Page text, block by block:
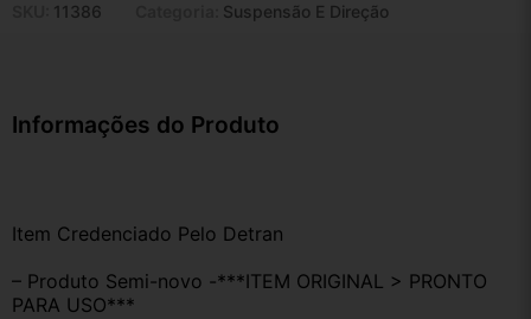
11386 Suspensão E Direção
Informações do Produto
Item Credenciado Pelo Detran
– Produto Semi-novo -***ITEM ORIGINAL > PRONTO
PARA USO***